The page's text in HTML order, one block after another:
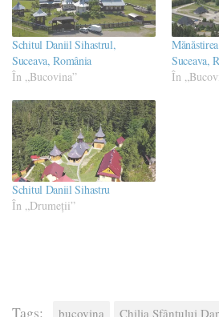
Schitul Daniil Sihastrul,
Suceava, România
În „Bucovina”
Suceava,
În
Schitul Daniil Sihastru
În „Drumeţii”
Tags: bucovina
Chilia Sfântului